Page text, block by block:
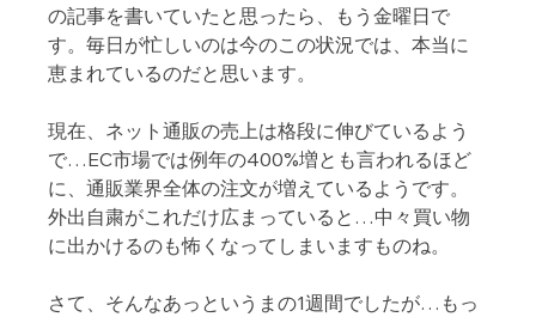
の記事を書いていたと思ったら、もう金曜日で
す。毎日が忙しいのは今のこの状況では、本当に
恵まれているのだと思います。
現在、ネット通販の売上は格段に伸びているよう
で…EC市場では例年の400%増とも言われるほど
に、通販業界全体の注文が増えているようです。
外出自粛がこれだけ広まっていると…中々買い物
に出かけるのも怖くなってしまいますものね。
さて、そんなあっというまの1週間でしたが…もっ